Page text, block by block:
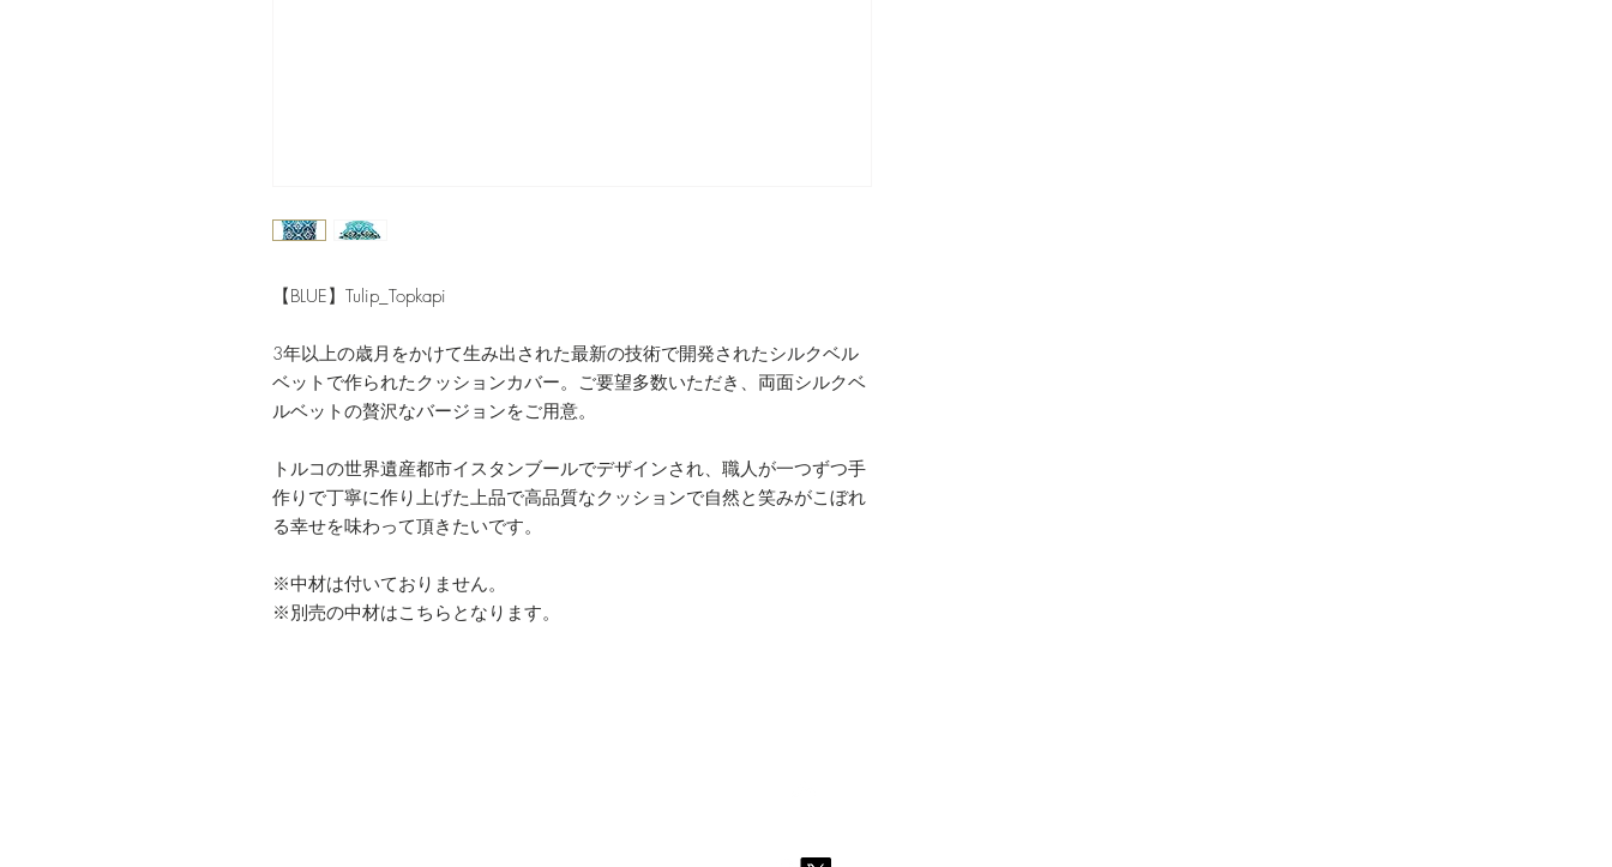
【BLUE】Tulip_Topkapi
3年以上の歳月をかけて生み出された最新の技術で開発されたシルクベル
ベットで作られたクッションカバー。ご要望多数いただき、両面シルクベ
ルベットの贅沢なバージョンをご用意。
トルコの世界遺産都市イスタンブールでデザインされ、職人が一つずつ手
作りで丁寧に作り上げた上品で高品質なクッションで自然と笑みがこぼれ
る幸せを味わって頂きたいです。
※中材は付いておりません。
※別売の中材はこちらとなります。